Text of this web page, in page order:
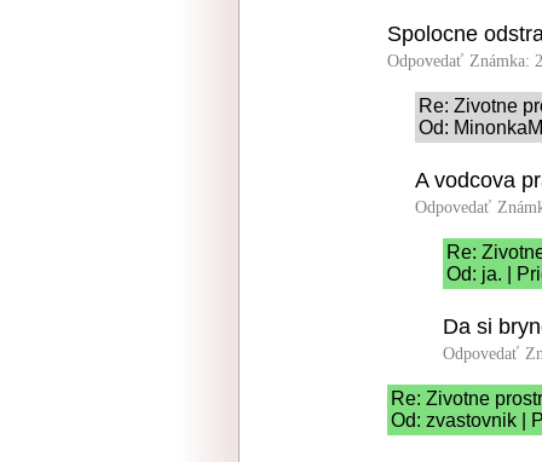
Spolocne
Odpovedať Známka:
Re: Zivotne
Od:
A vodcova
Odpovedať
Re:
Od: ja. |
Da si
Odpovedať
Re: Zivotne
Od: zvastovnik |